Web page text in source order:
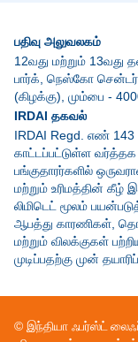
பதிவு அலுவலகம்
12வது மற்றும் 13வது
பார்க், நெஸ்கோ
(கிழக்கு), மும்பை -
IRDAI தகவல்
IRDAI Regd. எண் 143
காட்டப்பட்டுள்ள
பங்குதாரர்களில்
மற்றும் உரிமத்தின்
லிமிடெட் மூலம்
ஆபத்து காரணிகள்,
மற்றும் விலக்குகள்
முடிப்பதற்கு முன்
© இந்தியா ஃபர்ஸ்ட்